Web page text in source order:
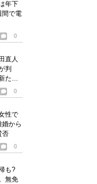
年下
間で電
0
直人
判
たな
0
性で
から
否
0
も?
無免